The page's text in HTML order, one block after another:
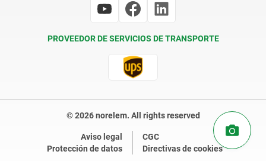
PROVEEDOR DE SERVICIOS DE TRANSPORTE
© 2026 norelem. All rights reserved
Aviso legal
CGC
Protección de datos
Directivas de cookies